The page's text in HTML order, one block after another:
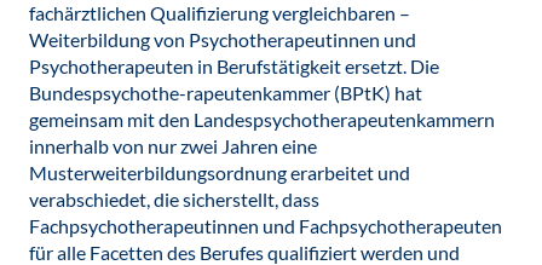
fachärztlichen Qualifizierung vergleichbaren –
Weiterbildung von Psychotherapeutinnen und
Psychotherapeuten in Berufstätigkeit ersetzt. Die
Bundespsychothe-rapeutenkammer (BPtK) hat
gemeinsam mit den Landespsychotherapeutenkammern
innerhalb von nur zwei Jahren eine
Musterweiterbildungsordnung erarbeitet und
verabschiedet, die sicherstellt, dass
Fachpsychotherapeutinnen und Fachpsychotherapeuten
für alle Facetten des Berufes qualifiziert werden und